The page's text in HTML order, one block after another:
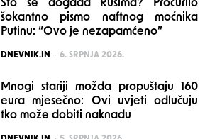
Što se događa Rusima? Procurilo
šokantno pismo naftnog moćnika
Putinu: “Ovo je nezapamćeno”
POSTED
DNEVNIK.IN 6. SRPNJA 2026.
Mnogi stariji možda propuštaju 160
eura mjesečno: Ovi uvjeti odlučuju
tko može dobiti naknadu
POSTED